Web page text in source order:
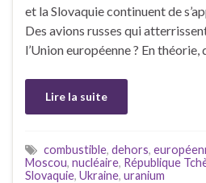
et la Slovaquie continuent de
Des avions russes qui
l’Union européenne ? En théorie,
Lire la suite
combustible, dehors,
Moscou, nucléaire, République
Slovaquie, Ukraine, uranium